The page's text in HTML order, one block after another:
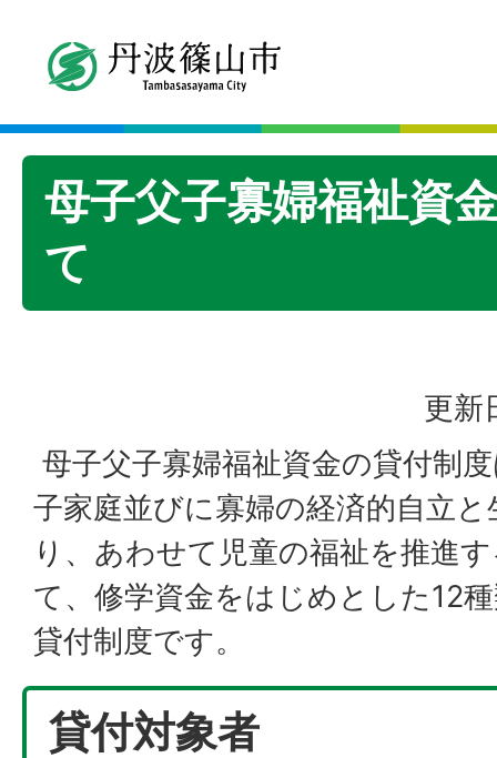
母子父子寡婦福祉資
て
更新
母子父子寡婦福祉資金の貸付制
子家庭並びに寡婦の経済的自立
り、あわせて児童の福祉を推進
て、修学資金をはじめとした12
貸付制度です。
貸付対象者